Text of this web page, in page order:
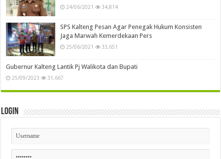
24/06/2021 34,814
SPS Kalteng Pesan Agar Penegak Hukum Konsisten
Jaga Marwah Kemerdekaan Pers
25/06/2021 33,651
Gubernur Kalteng Lantik Pj Walikota dan Bupati
25/09/2023 31,667
Login